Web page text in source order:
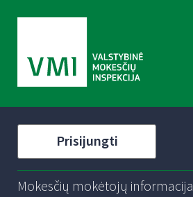
Prisijungti
Mokesčių mokėtojų informacija